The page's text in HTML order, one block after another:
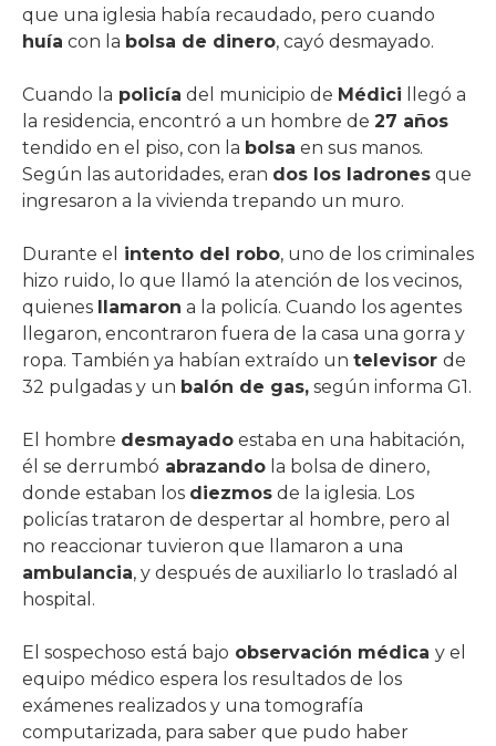
que una iglesia había recaudado, pero cuando
huía con la bolsa de dinero, cayó desmayado.
Cuando la policía del municipio de Médici llegó a
la residencia, encontró a un hombre de 27 años
tendido en el piso, con la bolsa en sus manos.
Según las autoridades, eran dos los ladrones que
ingresaron a la vivienda trepando un muro.
Durante el intento del robo, uno de los criminales
hizo ruido, lo que llamó la atención de los vecinos,
quienes llamaron a la policía. Cuando los agentes
llegaron, encontraron fuera de la casa una gorra y
ropa. También ya habían extraído un televisor de
32 pulgadas y un balón de gas, según informa G1.
El hombre desmayado estaba en una habitación,
él se derrumbó abrazando la bolsa de dinero,
donde estaban los diezmos de la iglesia. Los
policías trataron de despertar al hombre, pero al
no reaccionar tuvieron que llamaron a una
ambulancia, y después de auxiliarlo lo trasladó al
hospital.
El sospechoso está bajo observación médica y el
equipo médico espera los resultados de los
exámenes realizados y una tomografía
computarizada, para saber que pudo haber